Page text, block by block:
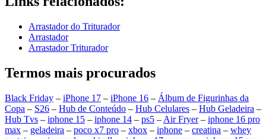
Arrastador do Triturador
Arrastador
Arrastador Triturador
Termos mais procurados
Black Friday – iPhone 17 – iPhone 16 – Álbum de Figurinhas da
Copa – S26 – Hub de Conteúdo – Hub Celulares – Hub Geladeira –
Hub Tvs – iphone 15 – iphone 14 – ps5 – Air Fryer– iphone 16 pro
max – geladeira – poco x7 pro – xbox – iphone – creatina – whey